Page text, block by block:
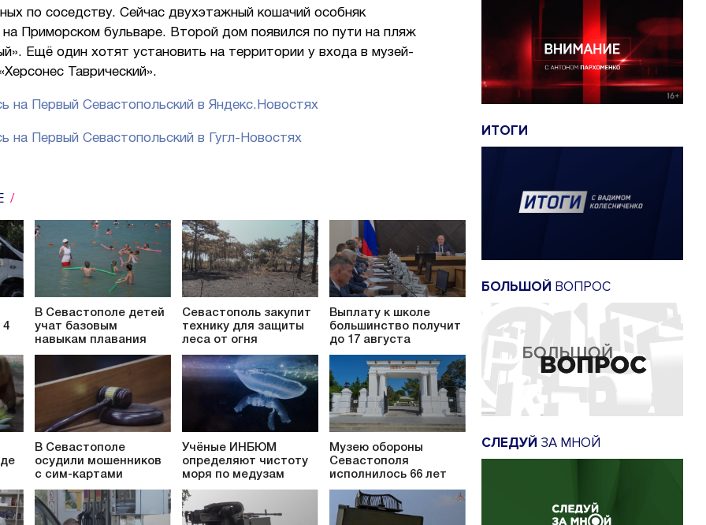
по соседству. Сейчас двухэтажный кошачий особняк
Приморском бульваре. Второй дом появился по пути на пляж
Ещё один хотят установить на территории у входа в музей-
Таврический».
на Первый Севастопольский в Яндекс.Новостях
на Первый Севастопольский в Гугл-Новостях
4
В Севастополе детей
учат базовым
навыкам плавания
Севастополь закупит
технику для защиты
леса от огня
Выплату к школе
большинство получит
до 17 августа
В Севастополе
осудили мошенников
с сим-картами
Учёные ИНБЮМ
определяют чистоту
моря по медузам
Музею обороны
Севастополя
исполнилось 66 лет
ИТОГИ
БОЛЬШОЙ ВОПРОС
СЛЕДУЙ ЗА МНОЙ